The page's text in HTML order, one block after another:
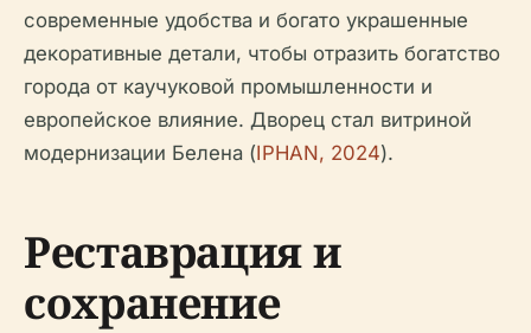
современные удобства и богато украшенные
декоративные детали, чтобы отразить богатство
города от каучуковой промышленности и
европейское влияние. Дворец стал витриной
модернизации Белена (IPHAN, 2024).
Реставрация и
сохранение